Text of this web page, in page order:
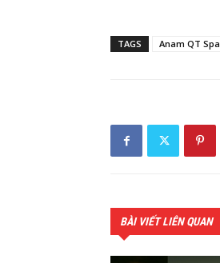
TAGS Anam QT Spa
BÀI VIẾT LIÊN QUAN